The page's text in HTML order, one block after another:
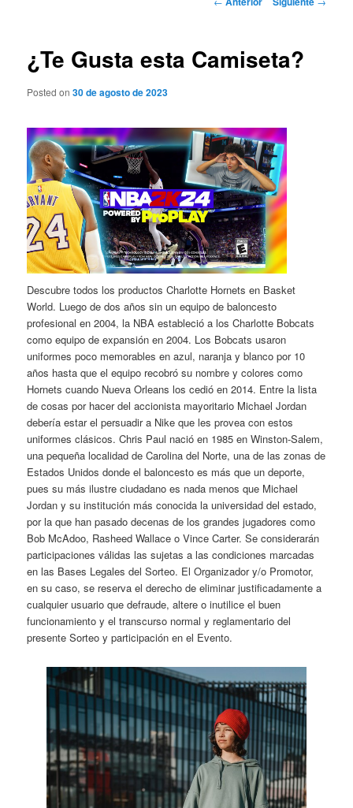
¿Te Gusta esta Camiseta?
Posted on30 de agosto de 2023
Descubre todos los productos Charlotte Hornets en Basket
World. Luego de dos años sin un equipo de baloncesto
profesional en 2004, la NBA estableció a los Charlotte Bobcats
como equipo de expansión en 2004. Los Bobcats usaron
uniformes poco memorables en azul, naranja y blanco por 10
años hasta que el equipo recobró su nombre y colores como
Hornets cuando Nueva Orleans los cedió en 2014. Entre la lista
de cosas por hacer del accionista mayoritario Michael Jordan
debería estar el persuadir a Nike que les provea con estos
uniformes clásicos. Chris Paul nació en 1985 en Winston-Salem,
una pequeña localidad de Carolina del Norte, una de las zonas de
Estados Unidos donde el baloncesto es más que un deporte,
pues su más ilustre ciudadano es nada menos que Michael
Jordan y su institución más conocida la universidad del estado,
por la que han pasado decenas de los grandes jugadores como
Bob McAdoo, Rasheed Wallace o Vince Carter. Se considerarán
participaciones válidas las sujetas a las condiciones marcadas
en las Bases Legales del Sorteo. El Organizador y/o Promotor,
en su caso, se reserva el derecho de eliminar justificadamente a
cualquier usuario que defraude, altere o inutilice el buen
funcionamiento y el transcurso normal y reglamentario del
presente Sorteo y participación en el Evento.